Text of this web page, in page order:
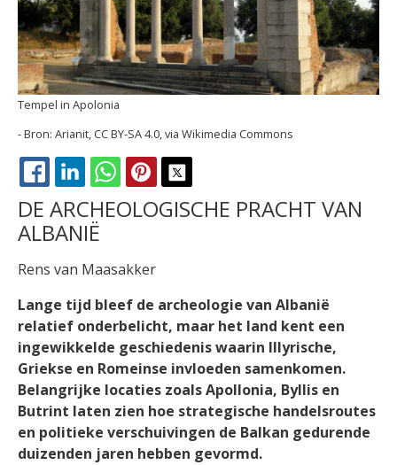
Tempel in Apolonia
Arianit, CC BY-SA 4.0, via Wikimedia Commons
FACEBOOK
LINKEDINWHATSAPPPINTEREST
DE ARCHEOLOGISCHE PRACHT VAN
ALBANIË
Rens van Maasakker
Lange tijd bleef de archeologie van Albanië
relatief onderbelicht, maar het land kent een
ingewikkelde geschiedenis waarin Illyrische,
Griekse en Romeinse invloeden samenkomen.
Belangrijke locaties zoals Apollonia, Byllis en
Butrint laten zien hoe strategische handelsroutes
en politieke verschuivingen de Balkan gedurende
duizenden jaren hebben gevormd.